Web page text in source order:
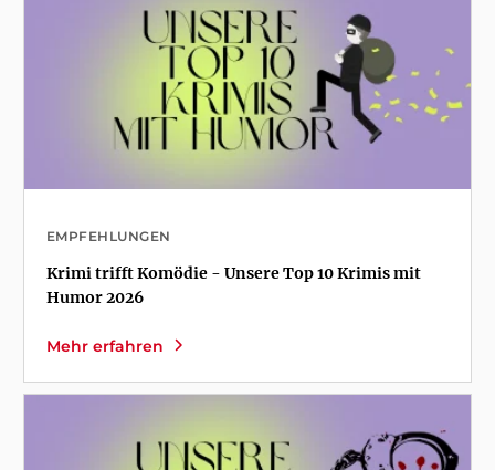
EMPFEHLUNGEN
Krimi trifft Komödie - Unsere Top 10 Krimis mit
Humor 2026
Mehr erfahren